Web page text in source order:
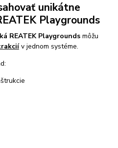
unikátne
Playgrounds
REATEK Playgrounds môžu
v jednom systéme.